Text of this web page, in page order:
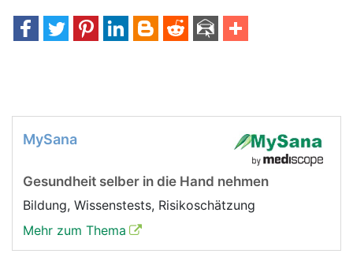
MySana
Gesundheit selber in die Hand nehmen
Bildung, Wissenstests, Risikoschätzung
Mehr zum Thema